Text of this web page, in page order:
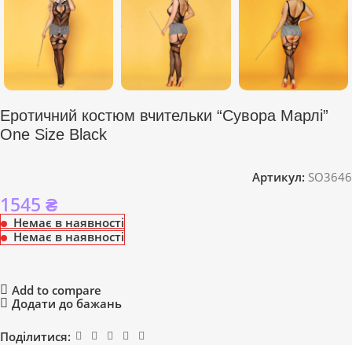
Еротичний костюм вчительки “Сувора Марлі”
One Size Black
Артикул: SO3646
1545 ₴
Немає в наявності
Немає в наявності
Add to compare
Додати до бажань
Поділитися: